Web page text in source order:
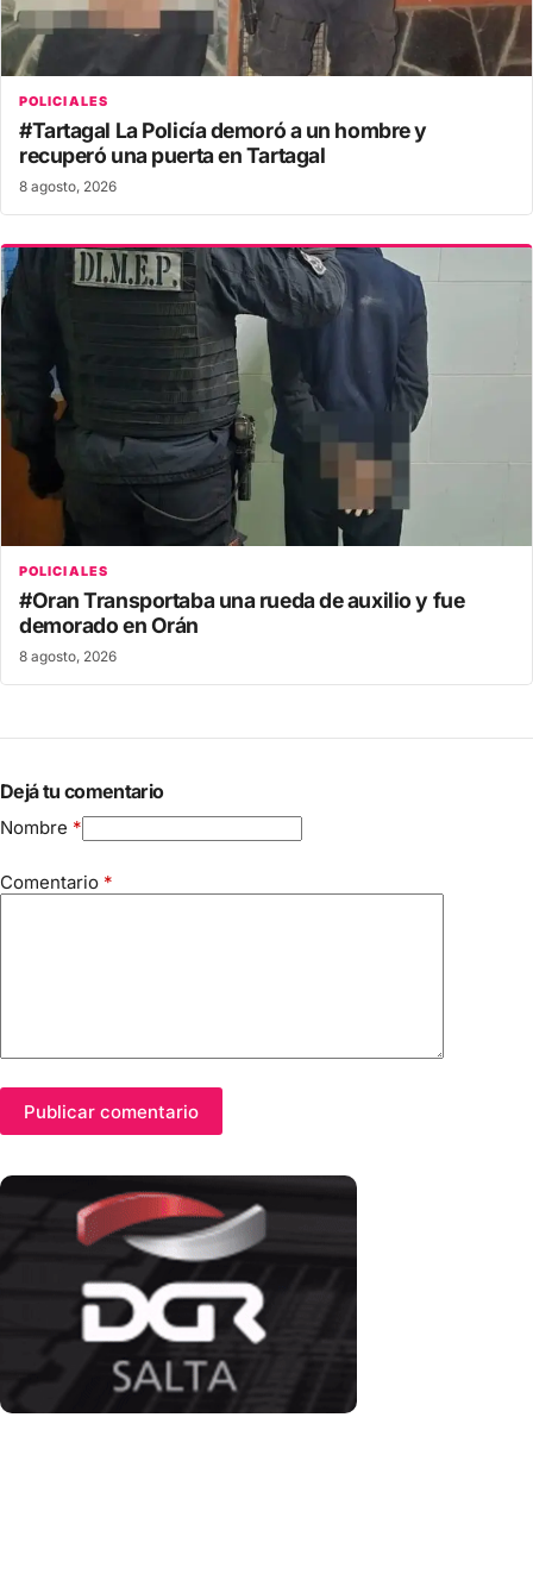
POLICIALES
#Tartagal La Policía demoró a un hombre y
recuperó una puerta en Tartagal
8 agosto, 2026
POLICIALES
#Oran Transportaba una rueda de auxilio y fue
demorado en Orán
8 agosto, 2026
Dejá tu comentario
Nombre *
Comentario *
Publicar comentario